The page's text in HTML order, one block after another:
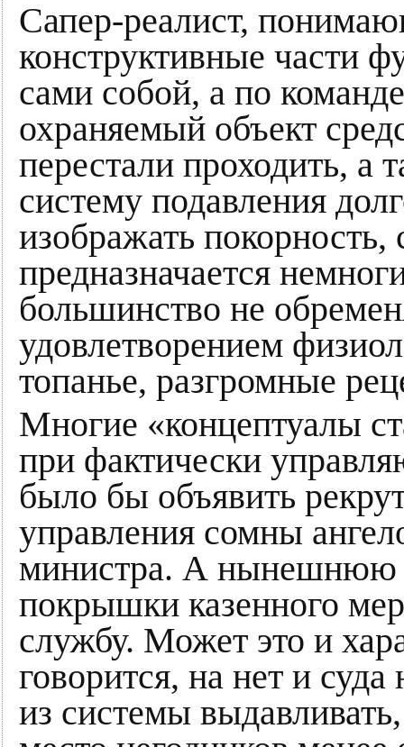
Сапер-реалист,
конструктивные части
сами собой, а по
охраняемый объект
перестали проходить, а
систему подавления
изображать покорность,
предназначается
большинство не
удовлетворением
топанье, разгромные
Многие «концептуалы
при фактически
было бы объявить
управления сомны
министра. А нынешнюю
покрышки казенного
службу. Может это и
говорится, на нет и
из системы